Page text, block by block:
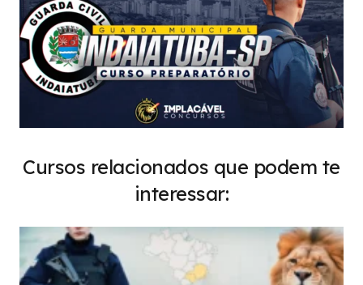
Cursos relacionados que podem te
interessar: